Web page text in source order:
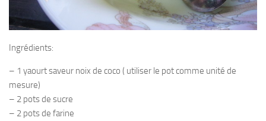
Ingrédients:
– 1 yaourt saveur noix de coco ( utiliser le pot comme unité de
mesure)
– 2 pots de sucre
– 2 pots de farine